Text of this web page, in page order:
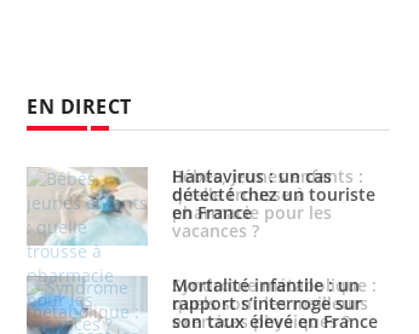
EN DIRECT
Hantavirus : un cas
détecté chez un touriste
en France
Mortalité infantile : un
rapport s’interroge sur
son taux élevé en France